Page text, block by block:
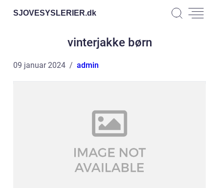
SJOVESYSLERIER.dk
vinterjakke børn
09 januar 2024 admin